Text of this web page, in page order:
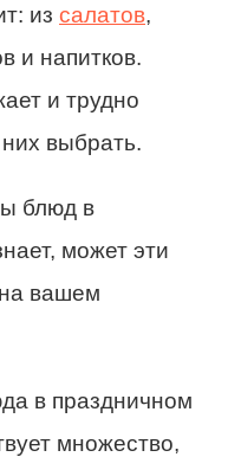
из салатов,
и напитков.
и трудно
выбрать.
блюд в
может эти
вашем
в праздничном
множество,